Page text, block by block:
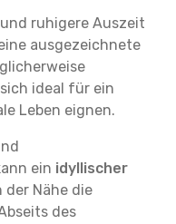
ruhigere Auszeit
ausgezeichnete
ideal für ein
Leben eignen.
ein idyllischer
der Nähe die
des